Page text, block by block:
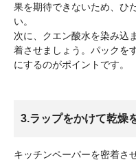
果を期待できないため、ひ
い。
次に、クエン酸水を染み込
着させましょう。パックを
にするのがポイントです。
3.ラップをかけて乾燥
キッチンペーパーを密着さ